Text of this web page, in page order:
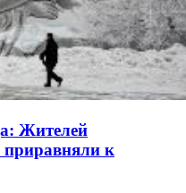
Жителей
приравняли к